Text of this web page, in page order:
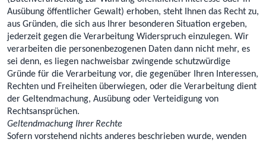
Ausübung öffentlicher Gewalt) erhoben, steht Ihnen das Recht zu,
aus Gründen, die sich aus Ihrer besonderen Situation ergeben,
jederzeit gegen die Verarbeitung Widerspruch einzulegen. Wir
verarbeiten die personenbezogenen Daten dann nicht mehr, es
sei denn, es liegen nachweisbar zwingende schutzwürdige
Gründe für die Verarbeitung vor, die gegenüber Ihren Interessen,
Rechten und Freiheiten überwiegen, oder die Verarbeitung dient
der Geltendmachung, Ausübung oder Verteidigung von
Rechtsansprüchen.
Geltendmachung Ihrer Rechte
Sofern vorstehend nichts anderes beschrieben wurde, wenden